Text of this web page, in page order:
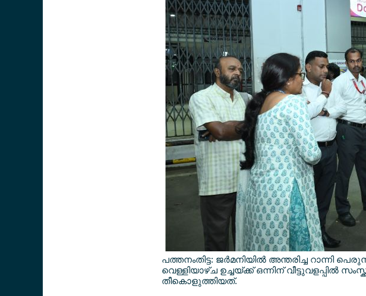
പത്തനംതിട്ട: ജര്‍മനിയില്‍ അന്തരിച്ച റാന്നി
വെള്ളിയാഴ്ച ഉച്ചയ്ക്ക് ഒന്നിന് വീട്ടുവളപ്പില്‍
തീകൊളുത്തിയത്.